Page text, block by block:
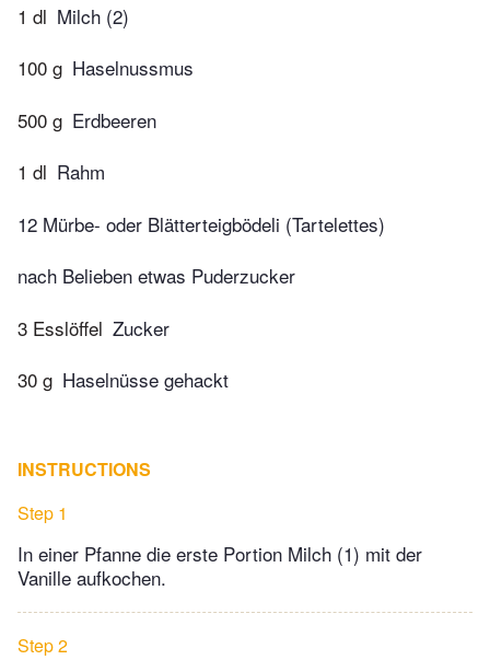
1 dl Milch (2)
100 g Haselnussmus
500 g Erdbeeren
1 dl Rahm
12 Mürbe- oder Blätterteigbödeli (Tartelettes)
nach Belieben etwas Puderzucker
3 Esslöffel Zucker
30 g Haselnüsse gehackt
INSTRUCTIONS
Step 1
In einer Pfanne die erste Portion Milch (1) mit der
Vanille aufkochen.
Step 2